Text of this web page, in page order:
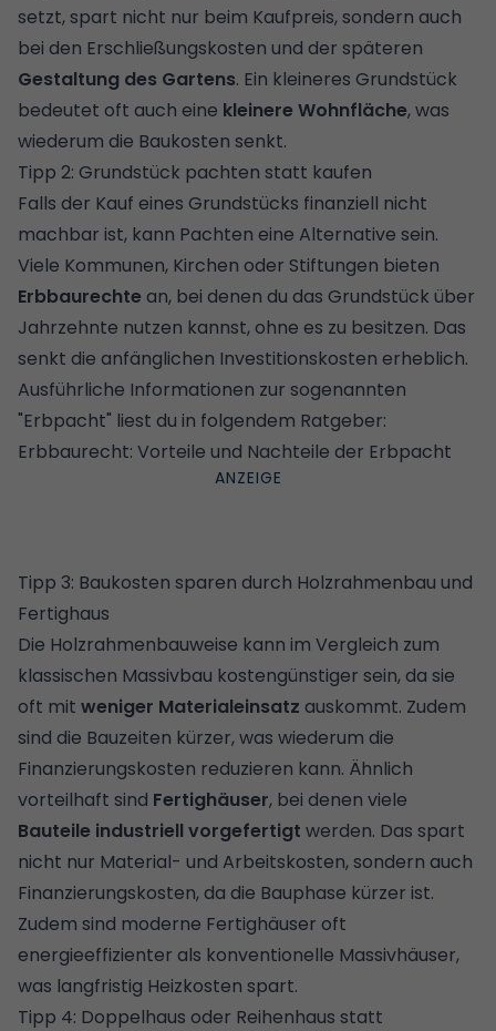
setzt, spart nicht nur beim Kaufpreis, sondern auch
bei den Erschließungskosten und der späteren
Gestaltung des Gartens. Ein kleineres Grundstück
bedeutet oft auch eine kleinere Wohnfläche, was
wiederum die Baukosten senkt.
Tipp 2: Grundstück pachten statt kaufen
Falls der Kauf eines Grundstücks finanziell nicht
machbar ist, kann Pachten eine Alternative sein.
Viele Kommunen, Kirchen oder Stiftungen bieten
Erbbaurechte an, bei denen du das Grundstück über
Jahrzehnte nutzen kannst, ohne es zu besitzen. Das
senkt die anfänglichen Investitionskosten erheblich.
Ausführliche Informationen zur sogenannten
"Erbpacht" liest du in folgendem Ratgeber:
Erbbaurecht: Vorteile und Nachteile der Erbpacht
Tipp 3: Baukosten sparen durch Holzrahmenbau und
Fertighaus
Die Holzrahmenbauweise kann im Vergleich zum
klassischen Massivbau kostengünstiger sein, da sie
oft mit weniger Materialeinsatz auskommt. Zudem
sind die Bauzeiten kürzer, was wiederum die
Finanzierungskosten reduzieren kann. Ähnlich
vorteilhaft sind Fertighäuser, bei denen viele
Bauteile industriell vorgefertigt werden. Das spart
nicht nur Material- und Arbeitskosten, sondern auch
Finanzierungskosten, da die Bauphase kürzer ist.
Zudem sind moderne Fertighäuser oft
energieeffizienter als konventionelle Massivhäuser,
was langfristig Heizkosten spart.
Tipp 4: Doppelhaus oder Reihenhaus statt